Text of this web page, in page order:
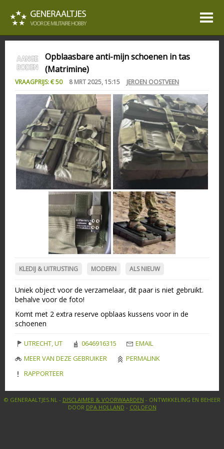
Opblaasbare anti-mijn schoenen in tas
(Matrimine)
VRAAGPRIJS: € 50 8 MRT 2025, 15:15 JEROEN OOSTVEEN
KLEDIJ & UITRUSTING MODERN ALS NIEUW
Uniek object voor de verzamelaar, dit paar is niet gebruikt.
behalve voor de foto!
Komt met 2 extra reserve opblaas kussens voor in de
schoenen
UTRECHT, UT 0646916315
EMAIL
MEER VAN DEZE GEBRUIKER
PERMALINK
RAPPORTEER
© GENERAALTJES.NL - DISCLAIMER & VOORWAARDEN - ONTWIKKELING EN BEHEER
DOOR DPA HOLLAND - COLOFON